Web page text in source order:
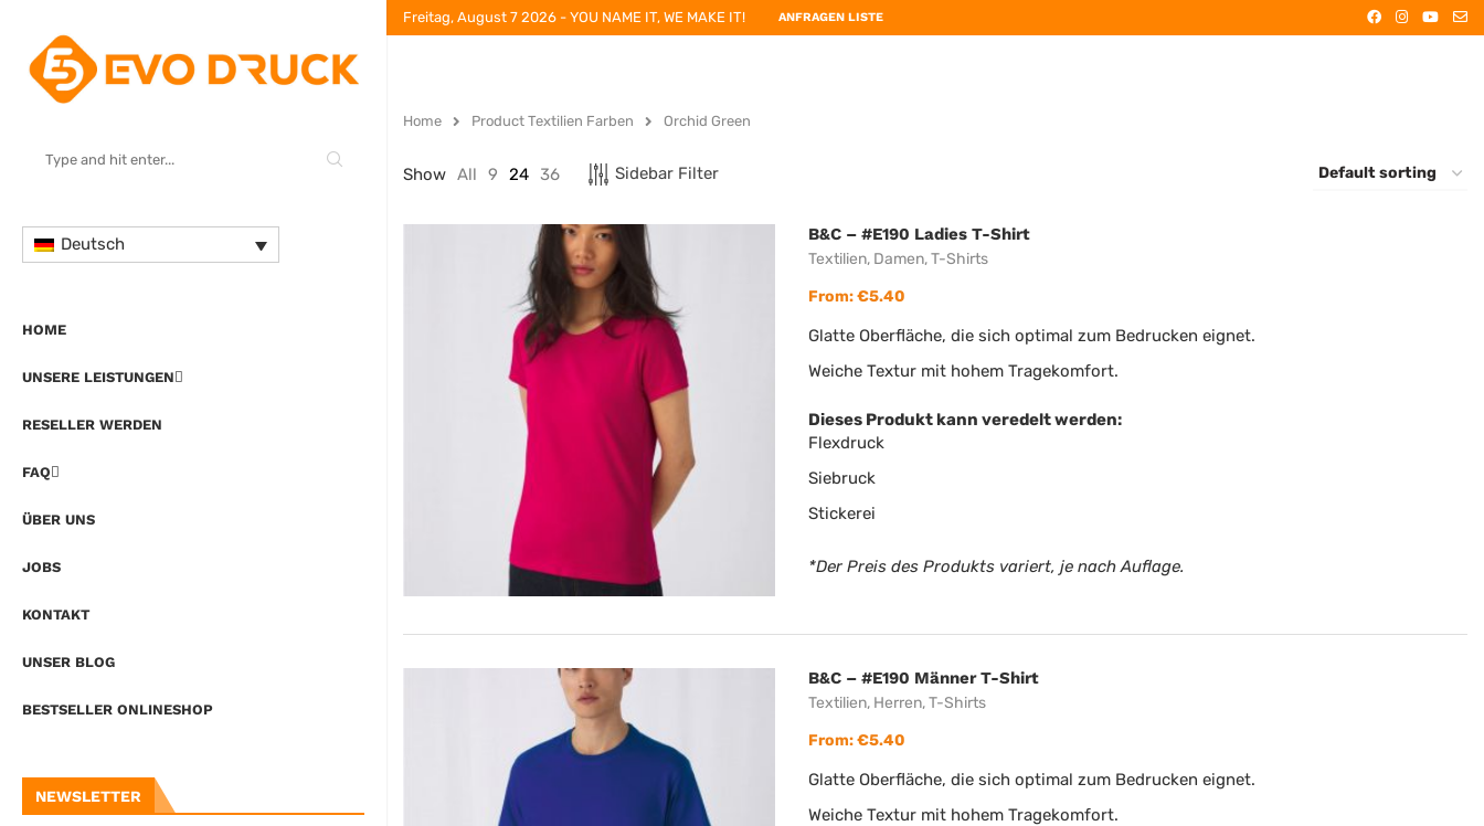
Deutsch
HOME
UNSERE LEISTUNGEN
RESELLER WERDEN
FAQ
ÜBER UNS
JOBS
KONTAKT
UNSER BLOG
BESTSELLER ONLINESHOP
NEWSLETTER
Freitag, August 7 2026 - YOU NAME IT, WE MAKE IT! ANFRAGEN LISTE
Home Product Textilien Farben Orchid Green
Show All 9 24 36 Sidebar Filter
B&C – #E190 Ladies T-Shirt
Textilien, Damen,T-Shirts
From:€5.40
Glatte Oberfläche, die sich optimal zum Bedrucken eignet.
Weiche Textur mit hohem Tragekomfort.
Dieses Produkt kann veredelt werden:
Flexdruck
Siebruck
Stickerei
*Der Preis des Produkts variert, je nach Auflage.
B&C – #E190 Männer T-Shirt
Textilien, Herren,T-Shirts
From:€5.40
Glatte Oberfläche, die sich optimal zum Bedrucken eignet.
Weiche Textur mit hohem Tragekomfort.